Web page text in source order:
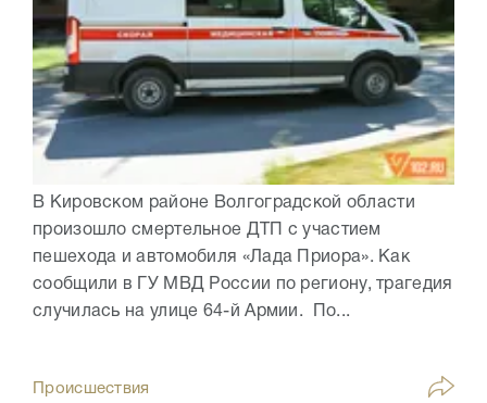
В Кировском районе Волгоградской области
произошло смертельное ДТП с участием
пешехода и автомобиля «Лада Приора». Как
сообщили в ГУ МВД России по региону, трагедия
случилась на улице 64-й Армии. По...
Происшествия